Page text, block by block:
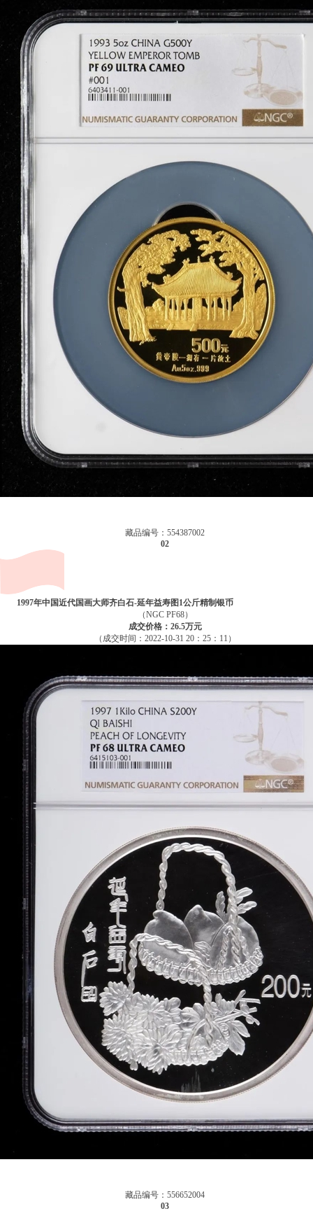
藏品编号：554387002
02
1997年中国近代国画大师齐白石-延年益寿图1公斤精制银币
（NGC PF68）
成交价格：26.5万元
（成交时间：2022-10-31 20：25：11）
藏品编号：556652004
03